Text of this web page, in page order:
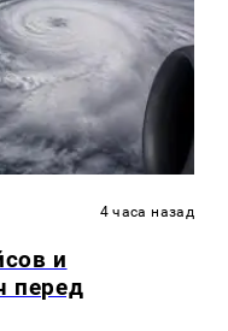
4 часа назад
и
перед